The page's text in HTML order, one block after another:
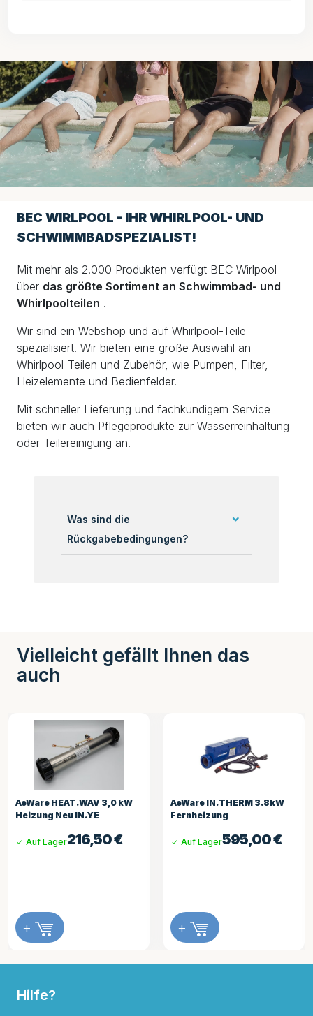
BEC WIRLPOOL - IHR WHIRLPOOL- UND
SCHWIMMBADSPEZIALIST!
Mit mehr als 2.000 Produkten verfügt BEC Wirlpool
über das größte Sortiment an Schwimmbad- und
Whirlpoolteilen .
Wir sind ein Webshop und auf Whirlpool-Teile
spezialisiert. Wir bieten eine große Auswahl an
Whirlpool-Teilen und Zubehör, wie Pumpen, Filter,
Heizelemente und Bedienfelder.
Mit schneller Lieferung und fachkundigem Service
bieten wir auch Pflegeprodukte zur Wasserreinhaltung
oder Teilereinigung an.
Was sind die
Rückgabebedingungen?
Vielleicht gefällt Ihnen das
auch
AeWare IN.THERM 3.8kW
Fernheizung
595,00
Auf Lager
+
Balboa Heizrohr 3 kW mit 2
Sensoren
185,81€
Auf Lager
+
Hilfe?